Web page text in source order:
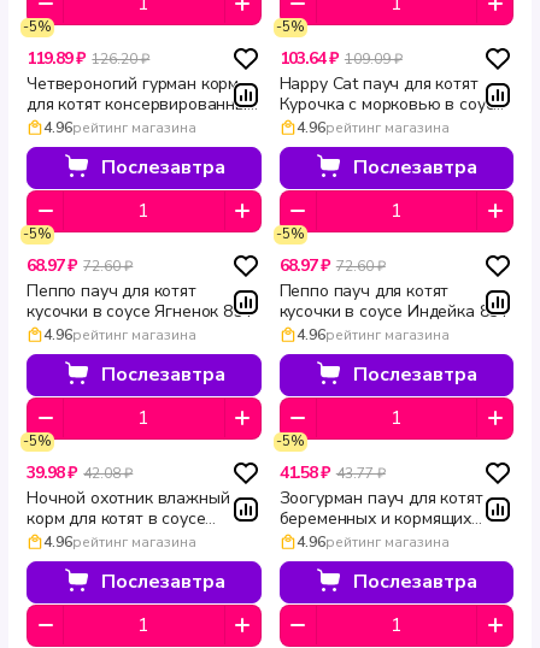
-5%
119.89 ₽ 126.20 ₽
Четвероногий гурман корм
для котят консервированный
Ягненок 100 г
4.96рейтинг магазина
Послезавтра
-5%
103.64 ₽ 109.09 ₽
Happy Cat пауч для котят
Курочка с морковью в соусе
85 г4.96рейтинг магазина
Послезавтра
-5%
68.97 ₽ 72.60 ₽
Пеппо пауч для котят
кусочки в соусе Ягненок 85 г
4.96рейтинг магазина
Послезавтра
-5%
68.97 ₽ 72.60 ₽
Пеппо пауч для котят
кусочки в соусе Индейка 85 г
4.96рейтинг магазина
Послезавтра
-5%
39.98 ₽ 42.08 ₽
Ночной охотник влажный
корм для котят в соусе
Курица 100 г
4.96рейтинг магазина
Послезавтра
-5%
41.58 ₽ 43.77 ₽
Зоогурман пауч для котят
беременных и кормящих
Индейка кусочки в соусе 85 г
4.96рейтинг магазина
Послезавтра